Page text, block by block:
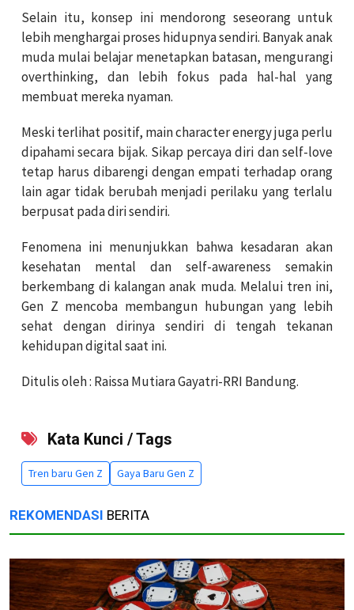
Selain itu, konsep ini mendorong seseorang untuk
lebih menghargai proses hidupnya sendiri. Banyak anak
muda mulai belajar menetapkan batasan, mengurangi
overthinking, dan lebih fokus pada hal-hal yang
membuat mereka nyaman.
Meski terlihat positif, main character energy juga perlu
dipahami secara bijak. Sikap percaya diri dan self-love
tetap harus dibarengi dengan empati terhadap orang
lain agar tidak berubah menjadi perilaku yang terlalu
berpusat pada diri sendiri.
Fenomena ini menunjukkan bahwa kesadaran akan
kesehatan mental dan self-awareness semakin
berkembang di kalangan anak muda. Melalui tren ini,
Gen Z mencoba membangun hubungan yang lebih
sehat dengan dirinya sendiri di tengah tekanan
kehidupan digital saat ini.
Ditulis oleh : Raissa Mutiara Gayatri-RRI Bandung.
Kata Kunci / Tags
Tren baru Gen Z Gaya Baru Gen Z
REKOMENDASI BERITA